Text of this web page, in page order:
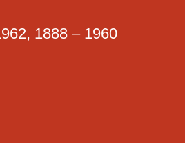
1888 – 1960